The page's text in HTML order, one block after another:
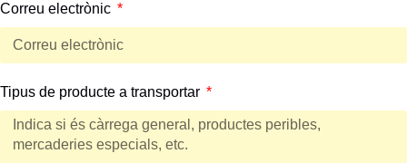
Correu electrònic
Tipus de producte a transportar